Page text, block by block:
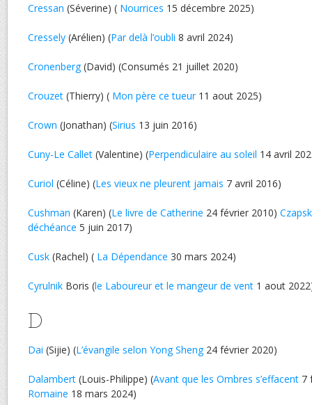
Cressan (Séverine) ( Nourrices 15 décembre 2025)
Cressely (Arélien) (Par delà l’oubli 8 avril 2024)
Cronenberg(David) (Consumés 21 juillet 2020)
Crouzet (Thierry) ( Mon père ce tueur11 aout 2025)
Crown (Jonathan) (Sirius 13 juin 2016)
Cuny-Le Callet (Valentine) (Perpendiculaire au soleil 14 avril
Curiol (Céline) (Les vieux ne pleurent jamais 7 avril 2016)
Cushman (Karen) (Le livre de Catherine 24 février 2010)
déchéance 5 juin 2017)
Cusk (Rachel) ( La Dépendance 30 mars 2024)
Cyrulnik Boris (le Laboureur et le mangeur de vent 1 aout
D
Dai (Sijie) (L’évangile selon Yong Sheng24 février 2020)
Dalambert (Louis-Philippe) (Avant que les Ombres s’effacent 7
Romaine 18 mars 2024)